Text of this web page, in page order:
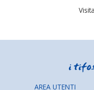
AREA UTENTI